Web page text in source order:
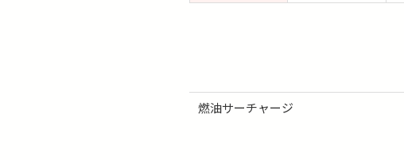
燃油サーチャージ